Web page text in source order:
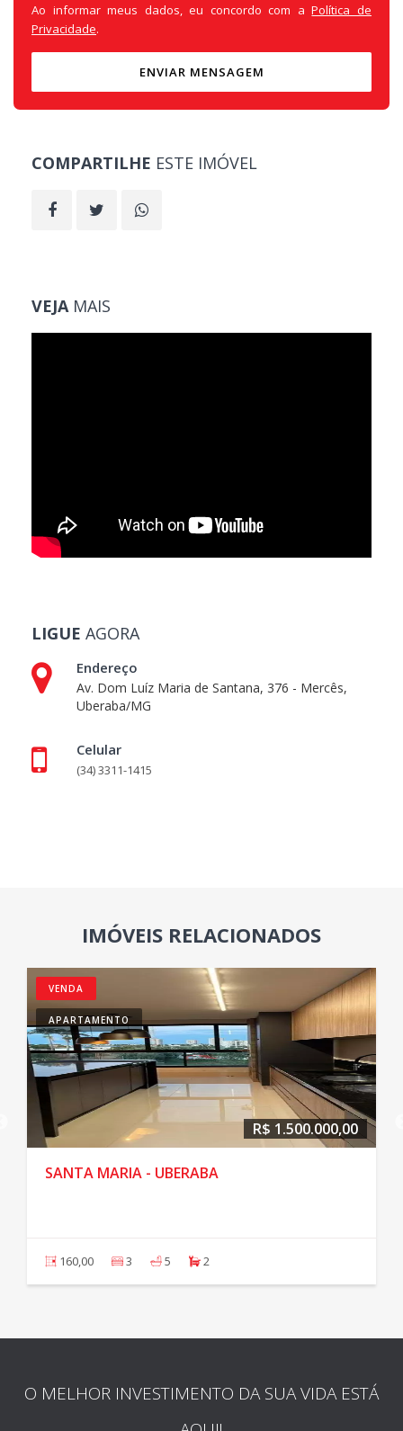
Ao informar meus dados, eu concordo com aPolítica de
Privacidade.
ENVIAR MENSAGEM
COMPARTILHE ESTE IMÓVEL
VEJAMAIS
LIGUE AGORA
Endereço
Av. Dom Luíz Maria de Santana, 376 - Mercês,
Uberaba/MG
Celular
(34) 3311-1415
IMÓVEIS RELACIONADOS
VENDA
APARTAMENTO
R$ 1.500.000,00
SANTA MARIA - UBERABA
160,00 3 5 2
O MELHOR INVESTIMENTO DA SUA VIDA ESTÁ